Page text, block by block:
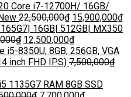
Core i7-12700H/ 16GB/
22,500,000₫ 15,900,000₫
16GB| 512GB| MX350
₫ 12,500,000₫
i5-8350U, 8GB, 256GB, VGA
inch FHD IPS) 7,500,000₫
1135G7 RAM 8GB SSD